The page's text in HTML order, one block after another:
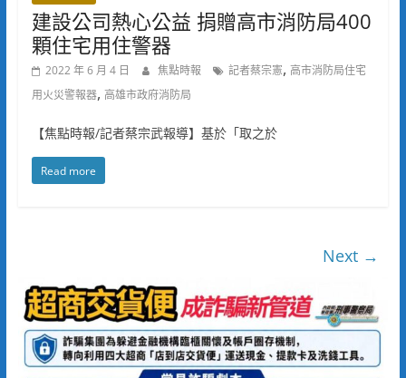
建設公司熱心公益 捐贈高市消防局400
顆住宅用住警器
2022 年 6 月 4 日 焦點時報 記者蔡宗憲, 高市消防局住宅
用火災警報器, 高雄市政府消防局
【焦點時報/記者蔡宗武報導】基於「取之於
Read more
Next →